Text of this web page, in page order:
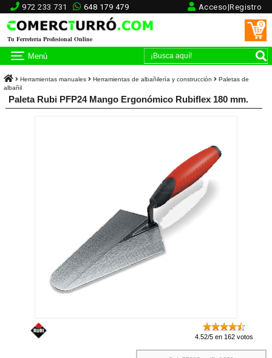
972 233 731 648 179 479 Acceso|Registro
Tu Ferretería Profesional Online
0
Menú
Herramientas manuales Herramientas de albañilería y construcción
Paletas de
albañil
Paleta Rubi PFP24 Mango Ergonómico Rubiflex 180 mm.
4.52/5 en 162 votos